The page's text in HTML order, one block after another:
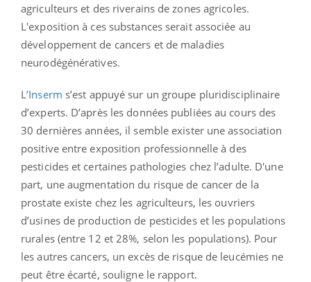
agriculteurs et des riverains de zones agricoles.
L'exposition à ces substances serait associée au
développement de cancers et de maladies
neurodégénératives.
L’Inserm s’est appuyé sur un groupe pluridisciplinaire
d’experts. D’après les données publiées au cours des
30 dernières années, il semble exister une association
positive entre exposition professionnelle à des
pesticides et certaines pathologies chez l’adulte. D'une
part, une augmentation du risque de cancer de la
prostate existe chez les agriculteurs, les ouvriers
d’usines de production de pesticides et les populations
rurales (entre 12 et 28%, selon les populations). Pour
les autres cancers, un excès de risque de leucémies ne
peut être écarté, souligne le rapport.